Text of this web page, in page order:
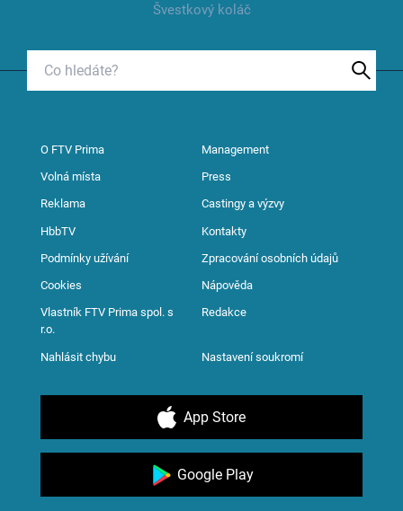
Švestkový koláč
O FTV Prima Management
Volná místa Press
Reklama Castingy a výzvy
HbbTV Kontakty
Podmínky užívání Zpracování osobních údajů
Cookies Nápověda
Vlastník FTV Prima spol. s
r.o.
Redakce
Nahlásit chybu Nastavení soukromí
App Store
Google Play